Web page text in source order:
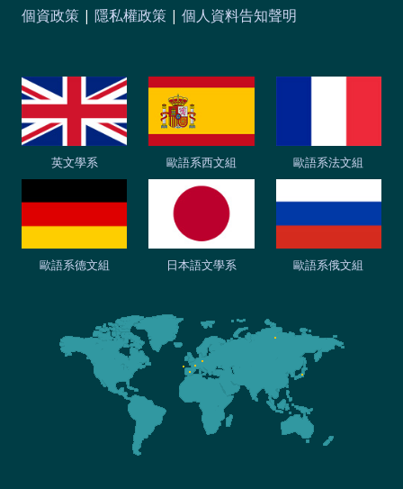
個資政策 | 隱私權政策 | 個人資料告知聲明
英文學系 歐語系西文組 歐語系法文組
歐語系德文組 日本語文學系 歐語系俄文組